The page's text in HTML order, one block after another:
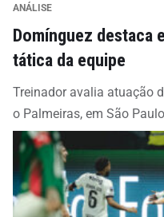
ANÁLISE
Domínguez destaca
tática da equipe
Treinador avalia atuação
o Palmeiras, em São Paulo